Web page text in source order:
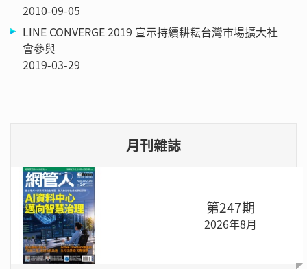
2010-09-05
LINE CONVERGE 2019 宣示持續耕耘台灣市場擴大社
會參與
2019-03-29
月刊雜誌
第247期
2026年8月